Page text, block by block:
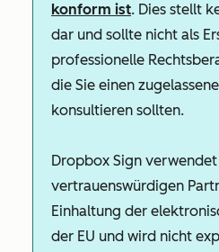
konform ist. Dies stellt
dar und sollte nicht als
professionelle
die Sie einen
konsultieren sollten.
Dropbox Sign
vertrauenswürdigen
Einhaltung der
der EU und wird nicht